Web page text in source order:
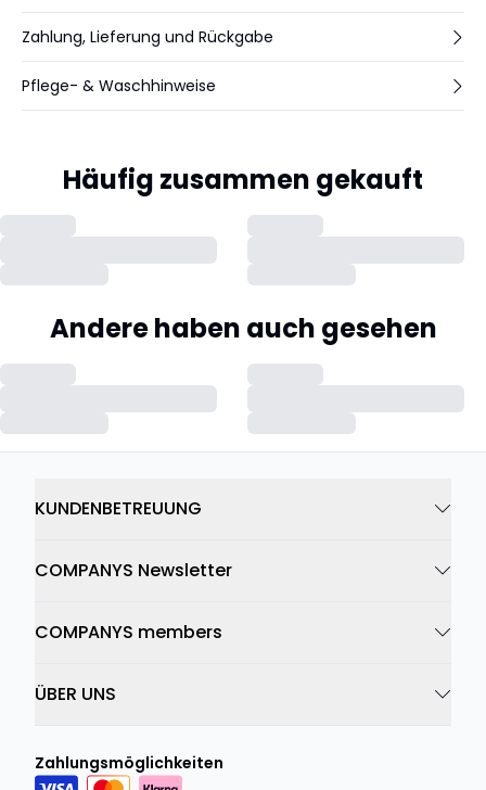
Zahlung, Lieferung und Rückgabe
Pflege- & Waschhinweise
Häufig zusammen gekauft
Andere haben auch gesehen
KUNDENBETREUUNG
COMPANYS Newsletter
COMPANYS members
ÜBER UNS
Zahlungsmöglichkeiten